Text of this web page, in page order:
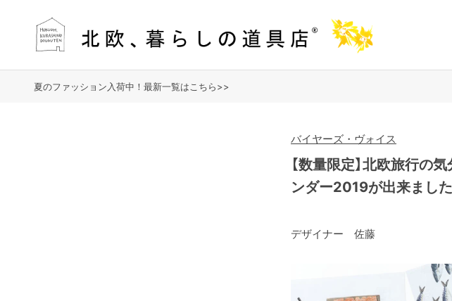
夏のファッション入荷中！最新一覧はこちら>>
バイヤーズ・ヴォイス
【数量限定】北欧旅行の
ンダー2019が出来ました
デザイナー 佐藤